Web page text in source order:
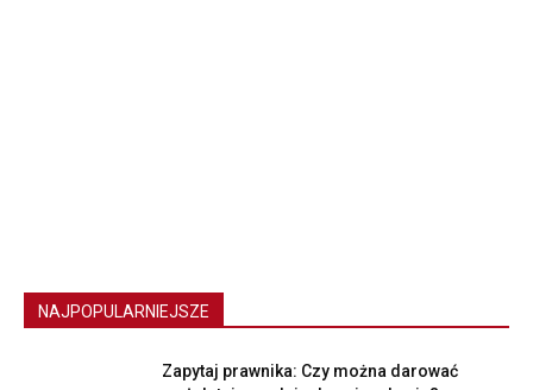
NAJPOPULARNIEJSZE
Zapytaj prawnika: Czy można darować